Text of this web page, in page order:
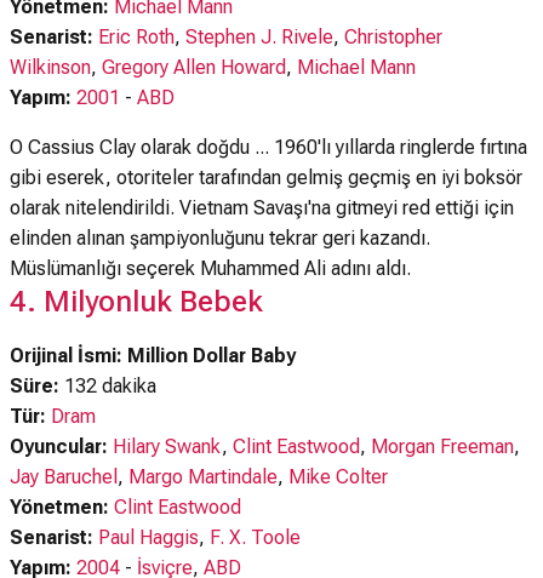
Yönetmen: Michael Mann
Senarist: Eric Roth, Stephen J. Rivele, Christopher
Wilkinson, Gregory Allen Howard, Michael Mann
Yapım: 2001 - ABD
O Cassius Clay olarak doğdu ... 1960'lı yıllarda ringlerde fırtına
gibi eserek, otoriteler tarafından gelmiş geçmiş en iyi boksör
olarak nitelendirildi. Vietnam Savaşı'na gitmeyi red ettiği için
elinden alınan şampiyonluğunu tekrar geri kazandı.
Müslümanlığı seçerek Muhammed Ali adını aldı.
4. Milyonluk Bebek
Orijinal İsmi: Million Dollar Baby
Süre: 132 dakika
Tür: Dram
Oyuncular: Hilary Swank, Clint Eastwood, Morgan Freeman,
Jay Baruchel , Margo Martindale, Mike Colter
Yönetmen: Clint Eastwood
Senarist: Paul Haggis, F. X. Toole
Yapım: 2004 - İsviçre, ABD